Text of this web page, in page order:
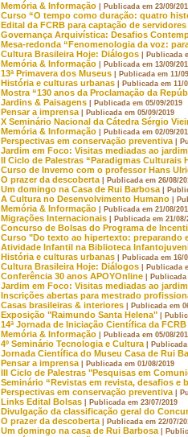
Memória & Informação | Publicada em 23/09/
Curso “O tempo como duração: quatro
Edital da FCRB para captação de servidores
Governança Arquivística: Desafios
Mesa-redonda “Fenomenologia da voz:
Cultura Brasileira Hoje: Diálogos | Publicada
Memória & Informação | Publicada em 13/09/
13ª Primavera dos Museus | Publicada em 11/
História e culturas urbanas | Publicada em 11/
Mostra “130 anos da Proclamação da
Jardins & Paisagens | Publicada em 05/09/2019
Pensar a imprensa | Publicada em 05/09/2019
X Seminário Nacional da Cátedra Sérgio
Memória & Informação | Publicada em 02/09/
Perspectivas em conservação preventiva |
Jardim em Foco: Visitas mediadas ao
II Ciclo de Palestras “Paradigmas Culturais
Curso de Inverno com o professor Hans
O prazer da descoberta | Publicada em 26/08/
Um domingo na Casa de Rui Barbosa |
A Cultura no Desenvolvimento Humano |
Memória & Informação | Publicada em 21/08/
Migrações Internacionais | Publicada em 21/08/
Concurso de Bolsas do Programa de
Curso "Do texto ao hipertexto: preparando
Atividade Infantil na Biblioteca
História e culturas urbanas | Publicada em 16/
Cultura Brasileira Hoje: Diálogos | Publicada
Conferência 30 anos APOYOnline |
Jardim em Foco: Visitas mediadas ao
Inscrições abertas para mestrado
Casas brasileiras & interiores | Publicada em
Exposição "Raimundo Santa Helena" |
14ª Jornada de Iniciação Científica da FCRB
Memória & Informação | Publicada em 05/08/
4º Seminário Tecnologia e Cultura |
Jornada Científica do Museu Casa de Rui
Pensar a imprensa | Publicada em 01/08/2019
III Ciclo de Palestras "Pesquisas em
Seminário “Revistas em revista, desafios
Perspectivas em conservação preventiva |
Links Edital Bolsas | Publicada em 23/07/2019
Divulgação da classificação geral do
O prazer da descoberta | Publicada em 22/07/
Um domingo na casa de Rui Barbosa |